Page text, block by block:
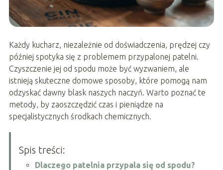
Każdy kucharz, niezależnie od doświadczenia, prędzej czy
później spotyka się z problemem przypalonej patelni.
Czyszczenie jej od spodu może być wyzwaniem, ale
istnieją skuteczne domowe sposoby, które pomogą nam
odzyskać dawny blask naszych naczyń. Warto poznać te
metody, by zaoszczędzić czas i pieniądze na
specjalistycznych środkach chemicznych.
Spis treści:
Dlaczego patelnia przypala się od spodu?